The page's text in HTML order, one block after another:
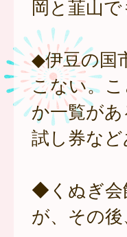
岡と韮山
◆伊豆の国
こない。
か一覧が
試し券な
◆くぬぎ会
が、その